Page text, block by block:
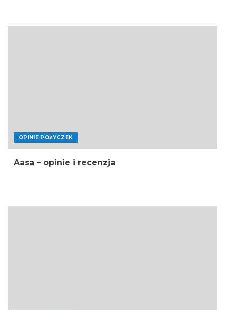
OPINIE POŻYCZEK
Aasa – opinie i recenzja